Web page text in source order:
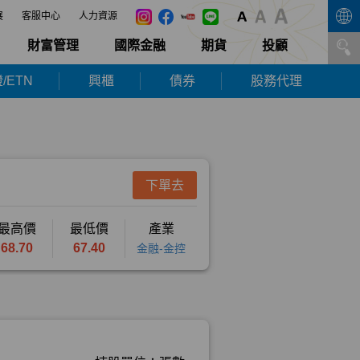
客服中心 人力資源
財富管理 國際金融 期貨 投顧
ETN 興櫃 債券 股務代理